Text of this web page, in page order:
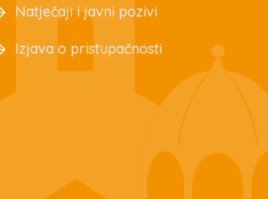
Natječaji i javni pozivi
Izjava o pristupačnosti